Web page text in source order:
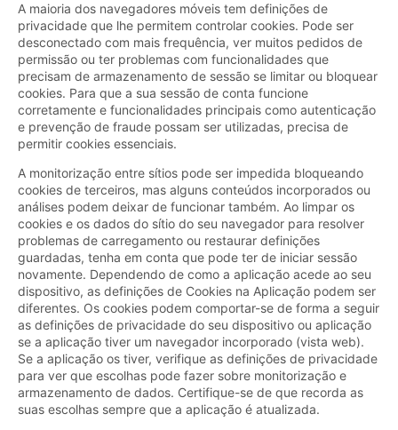
A maioria dos navegadores móveis tem definições de
privacidade que lhe permitem controlar cookies. Pode ser
desconectado com mais frequência, ver muitos pedidos de
permissão ou ter problemas com funcionalidades que
precisam de armazenamento de sessão se limitar ou bloquear
cookies. Para que a sua sessão de conta funcione
corretamente e funcionalidades principais como autenticação
e prevenção de fraude possam ser utilizadas, precisa de
permitir cookies essenciais.
A monitorização entre sítios pode ser impedida bloqueando
cookies de terceiros, mas alguns conteúdos incorporados ou
análises podem deixar de funcionar também. Ao limpar os
cookies e os dados do sítio do seu navegador para resolver
problemas de carregamento ou restaurar definições
guardadas, tenha em conta que pode ter de iniciar sessão
novamente. Dependendo de como a aplicação acede ao seu
dispositivo, as definições de Cookies na Aplicação podem ser
diferentes. Os cookies podem comportar-se de forma a seguir
as definições de privacidade do seu dispositivo ou aplicação
se a aplicação tiver um navegador incorporado (vista web).
Se a aplicação os tiver, verifique as definições de privacidade
para ver que escolhas pode fazer sobre monitorização e
armazenamento de dados. Certifique-se de que recorda as
suas escolhas sempre que a aplicação é atualizada.